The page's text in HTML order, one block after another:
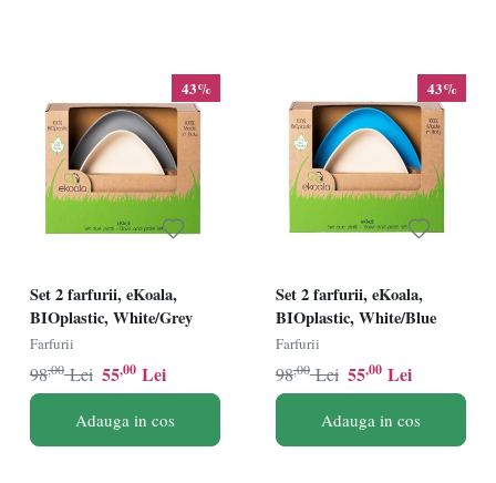
43%
Set 2 farfurii, eKoala,
BIOplastic, White/Grey
Farfurii
55,00 Lei
98,00 Lei
Adauga in cos
43%
Set 2 farfurii, eKoala,
BIOplastic, White/Blue
Farfurii
55,00 Lei
98,00 Lei
Adauga in cos